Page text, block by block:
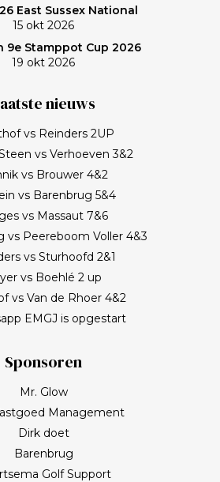
East Sussex National
15 okt 2026
9e Stamppot Cup 2026
19 okt 2026
nieuws
vs Reinders 2UP
vs Verhoeven 3&2
vs Brouwer 4&2
vs Barenbrug 5&4
vs Massaut 7&6
vs Peereboom Voller 4&3
vs Sturhoofd 2&1
vs Boehlé 2 up
vs Van de Rhoer 4&2
EMGJ is opgestart
Sponsoren
Mr. Glow
Management
Dirk doet
Barenbrug
Golf Support